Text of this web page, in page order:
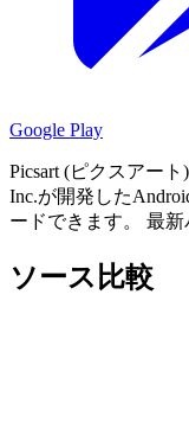
Google Play
Picsart (ピクスアー
Inc.が開発した
ードできます。
最新
ソース比較